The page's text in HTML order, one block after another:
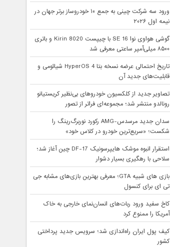
ورود سه شرکت چینی به جمع ۱۰ خودروساز برتر جهان در
نیمه اول ۲۰۲۶
گوشی هواوی نوا 16 SE با چیپست Kirin 8020 و باتری
۸۵۰۰ میلی‌آمپر ساعتی معرفی شد
تاریخ احتمالی عرضه نسخه بتا HyperOS 4 شیائومی و
قابلیت‌های جدید آن
تصاویر جدید از کلکسیون خودروهای بی‌نظیر کریستیانو
رونالدو منتشر شد؛ مجموعه‌ای فراتر از تصور
سدان جدید مرسدس-AMG رکورد نوربرگ‌رینگ را
شکست؛ «سریع‌ترین خودرو در کلاس خود»
استقرار انبوه موشک هایپرسونیک DF-17 چین آغاز شد؛
سلاحی با رهگیری بسیار دشوار
بازی های شبیه GTA؛ معرفی بهترین بازی‌های مشابه جی
تی ای برای کنسول
کاخ سفید ورود ربات‌های انسان‌نمای خارجی به خاک
آمریکا را ممنوع کرد
کیف پول ایران راه‌اندازی شد؛ سرویس جدید پرداختی
کشور